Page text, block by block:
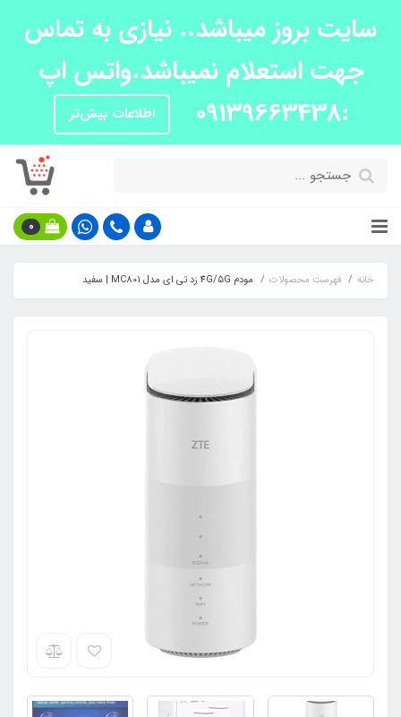
سایت بروز میباشد.. نیازی به تماس
جهت استعلام نمیباشد.واتس اپ
:09139663438
اطلاعات بیش‌تر
0
خانه فهرست محصولات مودم 4G/5G زد تی ای مدل MC801 | سفید